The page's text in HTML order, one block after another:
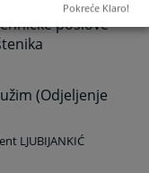
poslove
(Odjeljenje
LJUBIJANKIĆ
Pokreće Klaro!